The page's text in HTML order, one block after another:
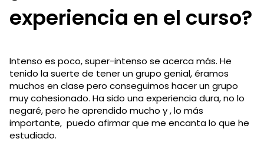
experiencia en el curso?
Intenso es poco, super-intenso se acerca más. He
tenido la suerte de tener un grupo genial, éramos
muchos en clase pero conseguimos hacer un grupo
muy cohesionado. Ha sido una experiencia dura, no lo
negaré, pero he aprendido mucho y , lo más
importante, puedo afirmar que me encanta lo que he
estudiado.